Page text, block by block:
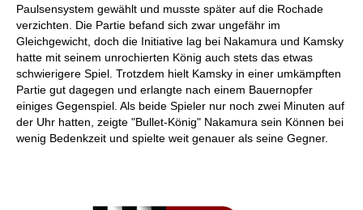
Paulsensystem gewählt und musste später auf die Rochade
verzichten. Die Partie befand sich zwar ungefähr im
Gleichgewicht, doch die Initiative lag bei Nakamura und Kamsky
hatte mit seinem unrochierten König auch stets das etwas
schwierigere Spiel. Trotzdem hielt Kamsky in einer umkämpften
Partie gut dagegen und erlangte nach einem Bauernopfer
einiges Gegenspiel. Als beide Spieler nur noch zwei Minuten auf
der Uhr hatten, zeigte "Bullet-König" Nakamura sein Können bei
wenig Bedenkzeit und spielte weit genauer als seine Gegner.